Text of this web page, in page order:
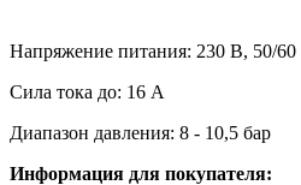
Напряжение питания: 230 В, 50/60
Сила тока до: 16 А
Диапазон давления: 8 - 10,5 бар
Информация для покупателя: